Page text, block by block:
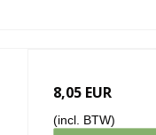
8,05 EUR
(incl. BTW)